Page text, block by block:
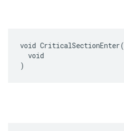
void CriticalSectionEnter(
  void
)